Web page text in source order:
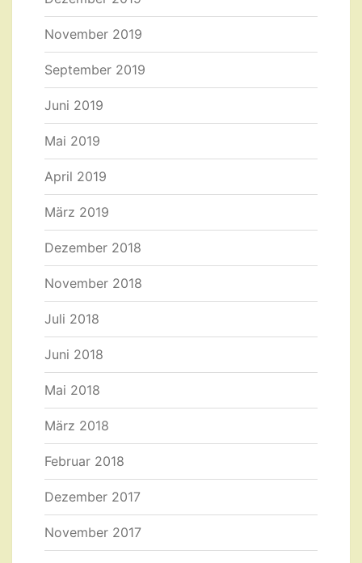
November 2019
September 2019
Juni 2019
Mai 2019
April 2019
März 2019
Dezember 2018
November 2018
Juli 2018
Juni 2018
Mai 2018
März 2018
Februar 2018
Dezember 2017
November 2017